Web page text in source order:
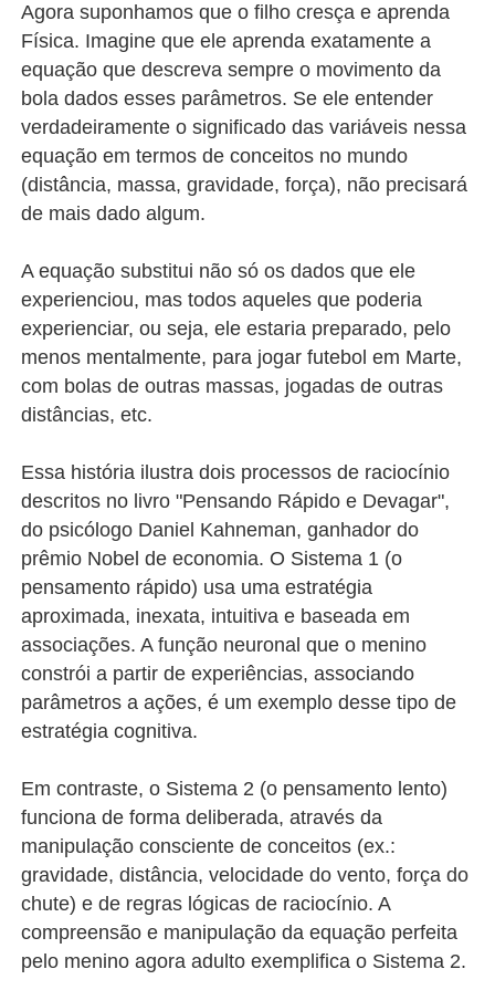
Agora suponhamos que o filho cresça e aprenda
Física. Imagine que ele aprenda exatamente a
equação que descreva sempre o movimento da
bola dados esses parâmetros. Se ele entender
verdadeiramente o significado das variáveis nessa
equação em termos de conceitos no mundo
(distância, massa, gravidade, força), não precisará
de mais dado algum.
A equação substitui não só os dados que ele
experienciou, mas todos aqueles que poderia
experienciar, ou seja, ele estaria preparado, pelo
menos mentalmente, para jogar futebol em Marte,
com bolas de outras massas, jogadas de outras
distâncias, etc.
Essa história ilustra dois processos de raciocínio
descritos no livro "Pensando Rápido e Devagar",
do psicólogo Daniel Kahneman, ganhador do
prêmio Nobel de economia. O Sistema 1 (o
pensamento rápido) usa uma estratégia
aproximada, inexata, intuitiva e baseada em
associações. A função neuronal que o menino
constrói a partir de experiências, associando
parâmetros a ações, é um exemplo desse tipo de
estratégia cognitiva.
Em contraste, o Sistema 2 (o pensamento lento)
funciona de forma deliberada, através da
manipulação consciente de conceitos (ex.:
gravidade, distância, velocidade do vento, força do
chute) e de regras lógicas de raciocínio. A
compreensão e manipulação da equação perfeita
pelo menino agora adulto exemplifica o Sistema 2.